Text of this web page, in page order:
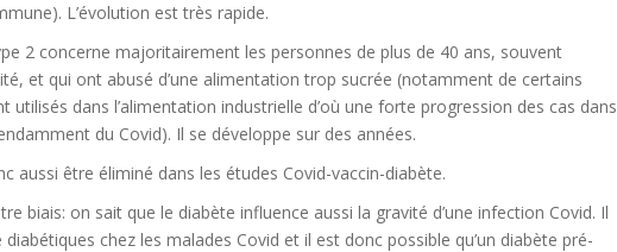
L’évolution est très rapide.
2 concerne majoritairement les personnes de plus de 40 ans, souvent
et qui ont abusé d’une alimentation trop sucrée (notamment de certains
utilisés dans l’alimentation industrielle d’où une forte progression des cas dans
du Covid). Il se développe sur des années.
aussi être éliminé dans les études Covid-vaccin-diabète.
biais: on sait que le diabète influence aussi la gravité d’une infection Covid. Il
chez les malades Covid et il est donc possible qu’un diabète pré-